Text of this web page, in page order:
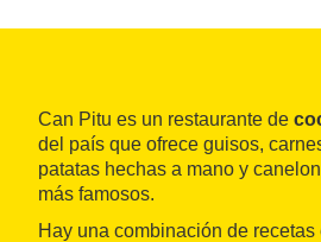
Can Pitu es un restaurante de
del país que ofrece guisos,
patatas hechas a mano y
más famosos.
Hay una combinación de